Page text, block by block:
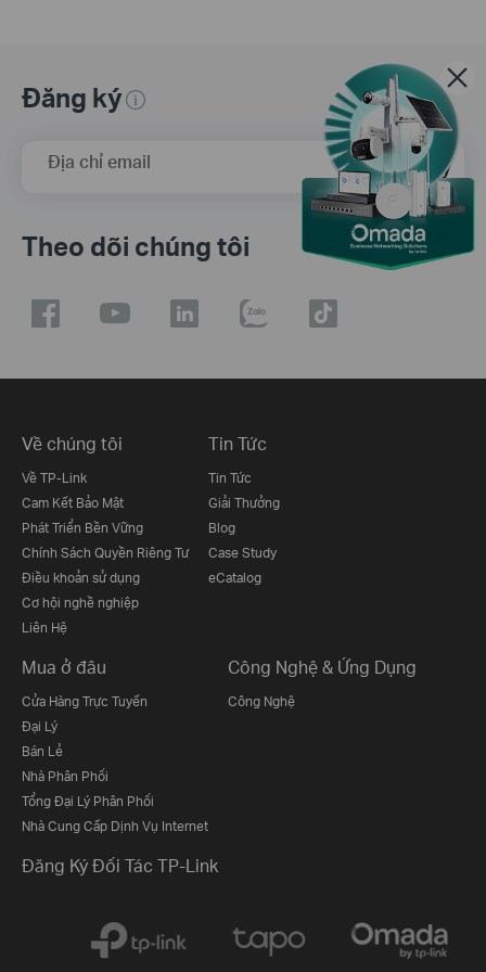
Đăng ký
Địa chỉ email Đăng Ký
Theo dõi chúng tôi
Về chúng tôi
Về TP-Link
Cam Kết Bảo Mật
Phát Triển Bền Vững
Chính Sách Quyền Riêng Tư
Điều khoản sử dụng
Cơ hội nghề nghiệp
Liên Hệ
Tin Tức
Tin Tức
Giải Thưởng
Blog
Case Study
eCatalog
Mua ở đâu
Cửa Hàng Trực Tuyến
Đại Lý
Bán Lẻ
Nhà Phân Phối
Tổng Đại Lý Phân Phối
Nhà Cung Cấp Dịnh Vụ Internet
Công Nghệ & Ứng Dụng
Công Nghệ
Đăng Ký Đối Tác TP-Link